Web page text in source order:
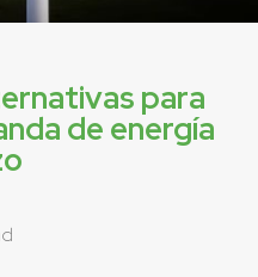
para
de energía